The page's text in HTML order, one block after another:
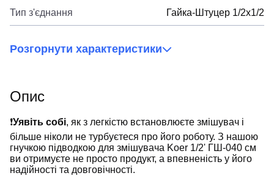
Тип з'єднання Гайка-Штуцер 1/2x1/2
Розгорнути характеристики
Опис
❗️Уявіть собі, як з легкістю встановлюєте змішувач і
більше ніколи не турбуєтеся про його роботу. З нашою
гнучкою підводкою для змішувача Koer 1/2' ГШ-040 см
ви отримуєте не просто продукт, а впевненість у його
надійності та довговічності.